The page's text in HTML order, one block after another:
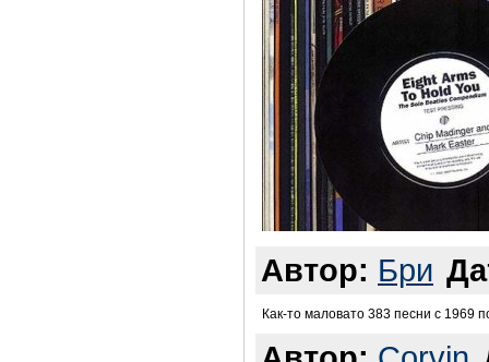
Автор: Бри
Как-то маловато 383 песни с 1969